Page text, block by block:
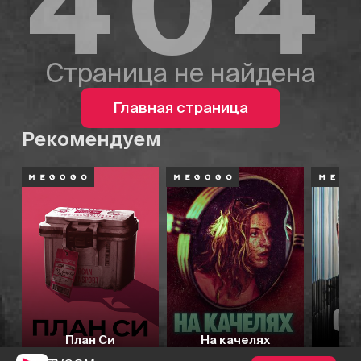
Страница не найдена
Главная страница
Рекомендуем
План Си На качелях